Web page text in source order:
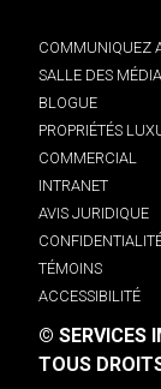
COMMUNIQUEZ
SALLE DES
BLOGUE
PROPRIÉTÉS
COMMERCIAL
INTRANET
AVIS JURIDIQUE
TÉMOINS
ACCESSIBILITÉ
© SERVICES
TOUS